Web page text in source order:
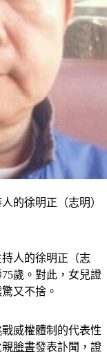
的徐明正（志明）
持人的徐明正（志
歲。對此，女兒證
又不捨。
威權體制的代表性
親臉書發表訃聞，證